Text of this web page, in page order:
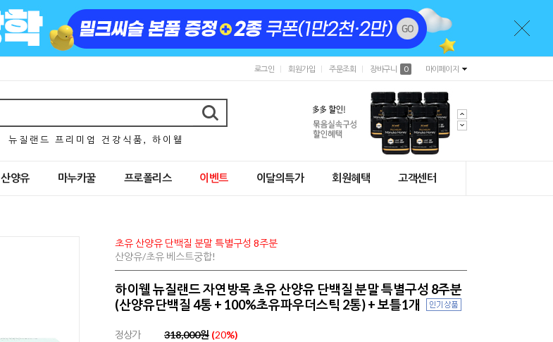
로그인 회원가입 주문조회 장바구니 0 마이페이지
뉴 질 랜 드 프 리 미 엄 건 강 식 품 , 하 이 웰
산양유 마누카꿀 프로폴리스 이벤트 이달의특가 회원혜택 고객센터
초유 산양유 단백질 분말 특별구성 8주분
산양유/초유 베스트궁합!
하이웰 뉴질랜드 자연방목 초유 산양유 단백질 분말 특별구성 8주분
(산양유단백질 4통 + 100%초유파우더스틱 2통) + 보틀1개
정상가 318,000원 (20%)